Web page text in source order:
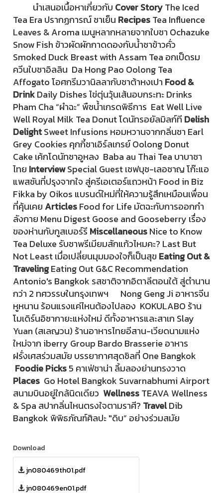
นำเสนอเนื้อหาเกี่ยวกับ Cover StoryThe Iced
Tea Era ปรากฏการณ์ ชาเย็น RecipesTea Influence
Leaves & Aroma เมนูหลากหลายจากใบชา Ochazuke
Snow Fish ข้าวผัดผักกาดดองกับนํ้าชาข้าวคั่ว
Smoked Duck Breast with Assam Tea อกเป็ดรม
ควีนใบชาอิลลิน Da Hong Pao Oolong Tea
Affogato โอศกรีมวานิลลากับชาต้าหงเปา Food &
DrinkDaily Dishes ไข่ตุ่นวุ้นเส้นอบกระทะ Drinks
Pham Cha “ผำฉะ” พืชนํ้าเกรดพิธีการ Eat Well Live
Well Royal Milk Tea Donut โดนัทรอยัลมิลก์ที Delish
DelightSweet Infusions หอมหวานจากกลิ่นชา Earl
Grey Cookies คุกกี้ชาเอิร์ลเกรย์ Oolong Donut
Cake เค้กโดนัทชาอูหลง Baba au Thai Tea บาบาชา
ไทย InterviewSpecial Guest เชฟบุช-เลอชาญ โก๊ะแอ
แพสชันที่ปรุงจากใจ สู่ครีเอเตอร์แถวหน้า Food in Biz
Fikka by Oikos แบรนด์ใหม่ที่ให้ความรู้สึกเหมือนเพื่อน
ที่คุ้นเคยArticlesFood for Life มัตฉะกับการออกกํา
ลังกาย Menu Digest Goose and Gooseberry เรื่อง
ของห่านกับกูสเบอร์รี MiscellaneousNice to Know
Tea Deluxe รับชาพรีเมียมสักแก้วไหมคะ? Last But
Not Least เมื่อเปลี่ยนมุมมองใจก็เป็นสุข Eating Out &
TravelingEating Out G&C Recommendation
Antonio's Bangkok รสชาติจากอิตาลีตอนใต้ สู่ตํานาน
กว่า 2 ทศวรรษในกรุงเทพฯ Nong Geng Ji อาหารจีน
หูหนาน ร้อนแรงแค่ไหนต้องไปลอง KOKULABO ร้าน
โมเดิร์นอิซากายะแห่งใหม่ ดีทั้งอาหารและสาเก Slay
Yuan (สเลญวน) ร้านอาหารไทยอีสาน-เวียดนามแห่ง
ใหม่จาก iberry Group Bardo Brasserie อาหาร
ฝรั่งเศสร่วมสมัย บรรยากาศสุดชิลที่ One Bangkok
Foodie Picks5 คาเฟ่ชาน่า ลิ้มลองย่านทรงวาด
Places Go Hotel Bangkok Suvarnabhumi Airport
สนามบินอยู่ใกล้นิดเดียว WellnessTEAVA Wellness
& Spa สปากลิ่นไหนตรงใจตามราศี? TravelDib
Bangkok พิพิธภัณฑ์ศิลปะ "ดิบ” อย่างร่วมสมัย
Download
jn080469th01.pdf
jn080469en01.pdf